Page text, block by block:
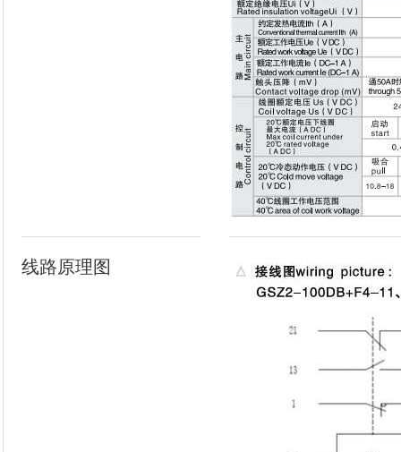
线路原理图